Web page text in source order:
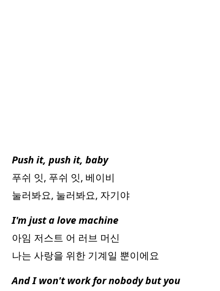
Push it, push it, baby
푸쉬 잇, 푸쉬 잇, 베이비
눌러봐요, 눌러봐요, 자기야
I'm just a love machine
아임 저스트 어 러브 머신
나는 사랑을 위한 기계일 뿐이에요
And I won't work for nobody but you